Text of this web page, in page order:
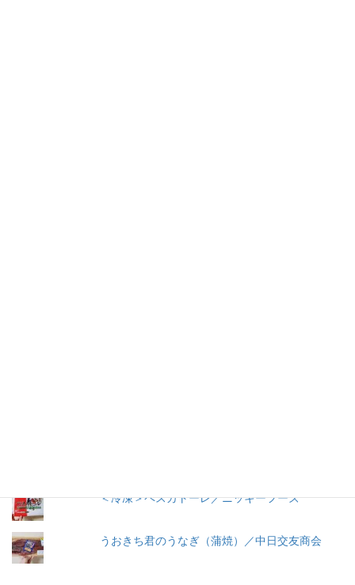
＜冷凍＞ペスカトーレ／ニッキーフーズ
うおきち君のうなぎ（蒲焼）／中日交友商会